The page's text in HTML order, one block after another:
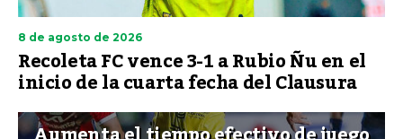
8 de agosto de 2026
Recoleta FC vence 3-1 a Rubio Ñu en el
inicio de la cuarta fecha del Clausura